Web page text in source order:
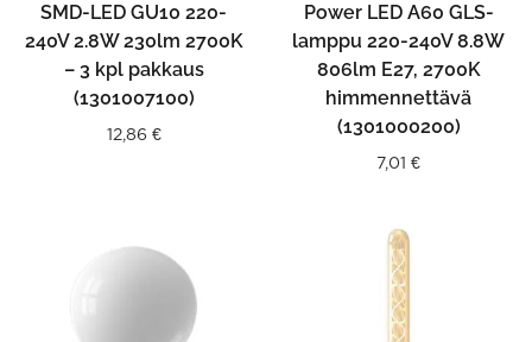
SMD-LED GU10 220-
240V 2.8W 230lm 2700K
– 3 kpl pakkaus
(1301007100)
12,86 €
Power LED A60 GLS-
lamppu 220-240V 8.8W
806lm E27, 2700K
himmennettävä
(1301000200)
7,01 €